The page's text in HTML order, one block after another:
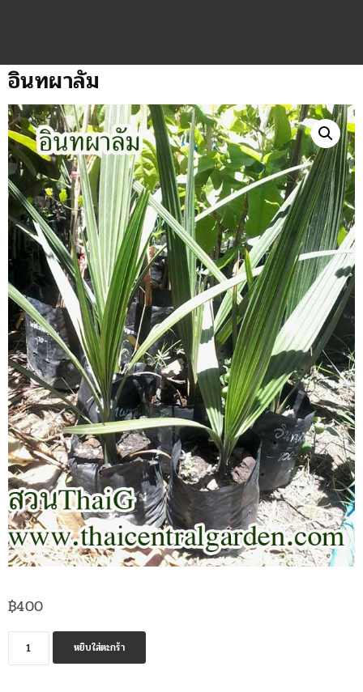
อินทผาลัม
฿400
จำนวน
อิน
หยิบใส่ตะกร้า